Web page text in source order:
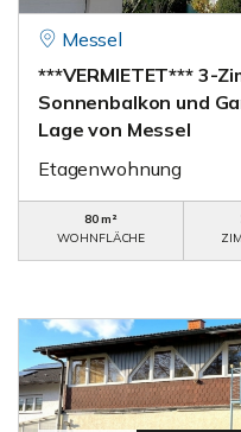
Messel
***VERMIETET*** 3-
Sonnenbalkon und
Lage von Messel
Etagenwohnung
80 m²
WOHNFLÄCHE